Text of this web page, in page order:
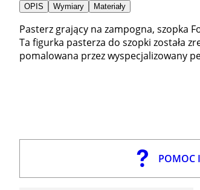
OPIS Wymiary Materiały
Pasterz grający na zampogna, szopka
Ta figurka pasterza do szopki została
pomalowana przez wyspecjalizowany
POMOC